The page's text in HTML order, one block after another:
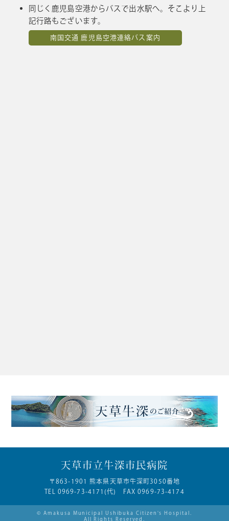
同じく鹿児島空港からバスで出水駅へ。そこより上
記行路もございます。
南国交通 鹿児島空港連絡バス案内
天草市立牛深市民病院
〒863-1901 熊本県天草市牛深町3050番地
TEL 0969-73-4171(代) FAX 0969-73-4174
© Amakusa Municipal Ushibuka Citizen's Hospital.
All Rights Reserved.